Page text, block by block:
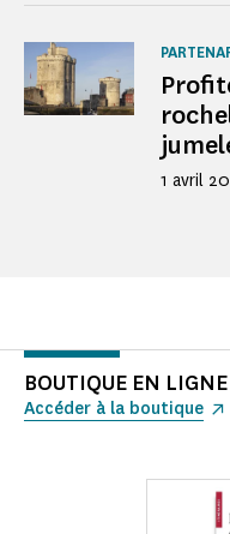
1 avril
BOUTIQUE EN LIGNE
Accéder à la boutique